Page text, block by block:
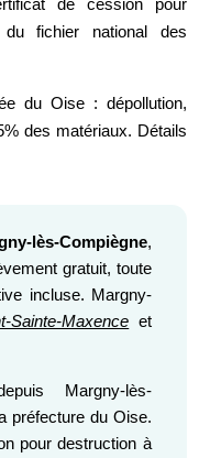
de cession pour
fichier national des
du Oise : dépollution,
des matériaux. Détails
lès-Compiègne,
gratuit, toute
incluse. Margny-
Sainte-Maxence et
Margny-lès-
préfecture du Oise.
pour destruction à